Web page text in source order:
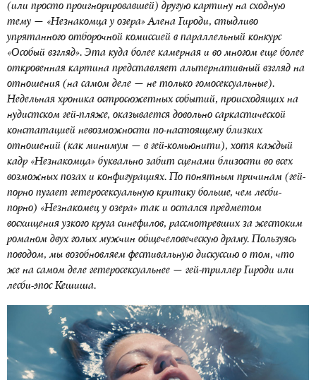
(или просто проигнорировавшей) другую картину на сходную
тему — «Незнакомца у озера» Алена Гироди, стыдливо
упрятанного отборочной комиссией в параллельный конкурс
«Особый взгляд». Эта куда более камерная и во многом еще более
откровенная картина представляет альтернативный взгляд на
отношения (на самом деле — не только гомосексуальные).
Недельная хроника остросюжетных событий, происходящих на
нудистском гей-пляже, оказывается довольно саркастической
констатацией невозможности по-настоящему близких
отношений (как минимум — в гей-комьюнити), хотя каждый
кадр «Незнакомца» буквально забит сценами близости во всех
возможных позах и конфигурациях. По понятным причинам (гей-
порно пугает гетеросексуальную критику больше, чем лесби-
порно) «Незнакомец у озера» так и остался предметом
восхищения узкого круга синефилов, рассмотревших за жестоким
романом двух голых мужчин общечеловеческую драму. Пользуясь
поводом, мы возобновляем фестивальную дискуссию о том, что
же на самом деле гетеросексуальнее — гей-триллер Гироди или
лесби-эпос Кешиша.